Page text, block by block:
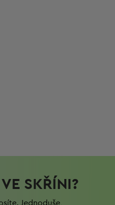
SKŘÍNI?
Jednoduše,